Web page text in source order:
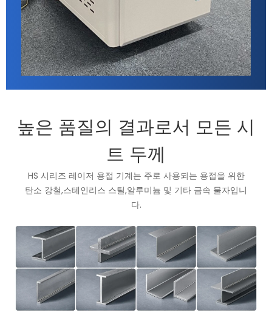
높은 품질의 결과로서 모든 시
트 두께
HS 시리즈 레이저 용접 기계는 주로 사용되는 용접을 위한
탄소 강철,스테인리스 스틸,알루미늄 및 기타 금속 물자입니
다.